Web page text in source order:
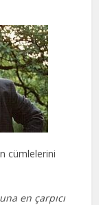
cümlelerini
en çarpıcı